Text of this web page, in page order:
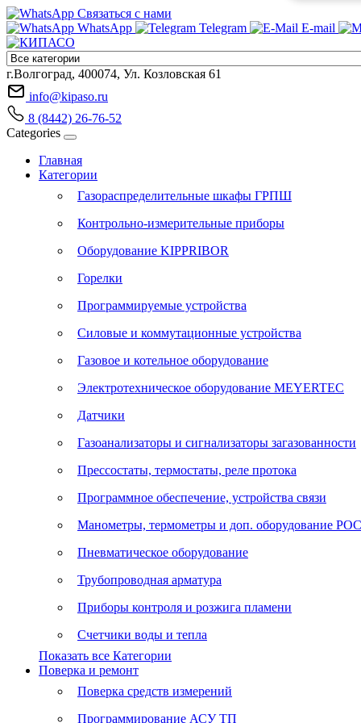
Связаться с нами
WhatsApp
Telegram E-mail
г.Волгоград, 400074, Ул. Козловская 61
info@kipaso.ru
8 (8442) 26-76-52
Categories
Главная
Категории
Газораспределительные шкафы ГРПШ
Контрольно-измерительные приборы
Оборудование KIPPRIBOR
Горелки
Программируемые устройства
Силовые и коммутационные устройства
Газовое и котельное оборудование
Электротехническое оборудование MEYERTEC
Датчики
Газоанализаторы и сигнализаторы загазованности
Прессостаты, термостаты, реле протока
Программное обеспечение, устройства связи
Манометры, термометры и доп. оборудование
Пневматическое оборудование
Трубопроводная арматура
Приборы контроля и розжига пламени
Счетчики воды и тепла
Показать все Категории
Поверка и ремонт
Поверка средств измерений
Программирование АСУ ТП